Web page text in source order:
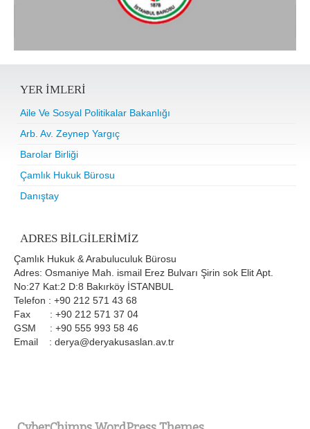
YER IMLERI
Aile Ve Sosyal Politikalar Bakanlığı
Arb. Av. Zeynep Yargıç
Barolar Birliği
Çamlık Hukuk Bürosu
Danıştay
ADRES BILGILERIMIZ
Çamlık Hukuk & Arabuluculuk Bürosu
Adres: Osmaniye Mah. ismail Erez Bulvarı Şirin sok Elit Apt.
No:27 Kat:2 D:8 Bakırköy İSTANBUL
Telefon : +90 212 571 43 68
Fax : +90 212 571 37 04
GSM : +90 555 993 58 46
Email : derya@deryakusaslan.av.tr